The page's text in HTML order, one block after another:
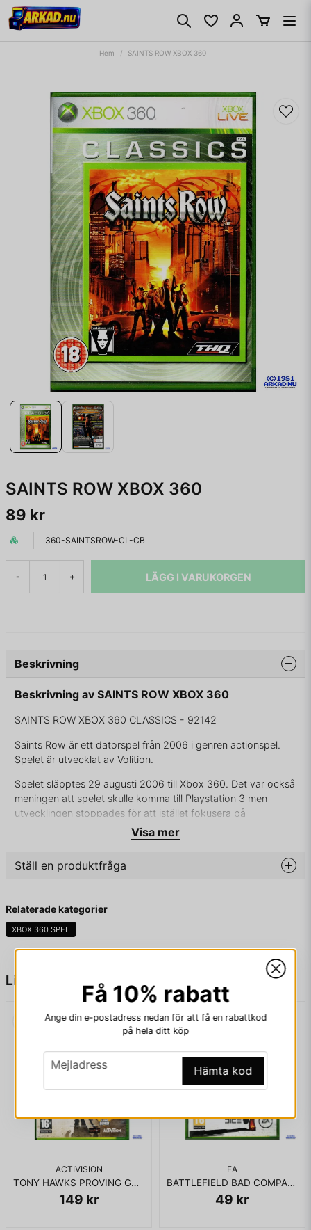
Hem SAINTS ROW XBOX 360
SAINTS ROW XBOX 360
89 kr
360-SAINTSROW-CL-CB
- + LÄGG I VARUKORGEN
Liknande produkter
ACTIVISION
TONY HAWKS PROVING GROUND XBOX 360
149 kr
EA
BATTLEFIELD BAD COMPANY 2 XBOX 360
49 kr
Beskrivning
Beskrivning av SAINTS ROW XBOX 360
SAINTS ROW XBOX 360 CLASSICS - 92142
Saints Row är ett datorspel från 2006 i genren actionspel.
Spelet är utvecklat av Volition.
Spelet släpptes 29 augusti 2006 till Xbox 360. Det var också
meningen att spelet skulle komma till Playstation 3 men
utvecklingen stoppades för att istället fokusera på
uppföljaren Saints Row 2.
Spelet börjar med att man är en vanlig person som går på i
staden Stilwater när ett gatukrig mellan tre gatugäng bryter
ut. Personen blir skadad och gängledaren för gänget The
Saints. Spelet påminner mycket om Grand Theft Auto III och
Grand Theft Auto: San Andreas. Uppdragen i spelet går ut på
att göra The Saints till det dominerande gänget i hela
Stilwater.
I BOX UTAN MANUAL
Visa mer
Ställ en produktfråga
Fråga oss något om denna produkten...
Relaterade kategorier
XBOX 360 SPEL
Få 10% rabatt
Ange din e-postadress nedan för att få en rabattkod
på hela ditt köp
email
Mejladress Hämta kod